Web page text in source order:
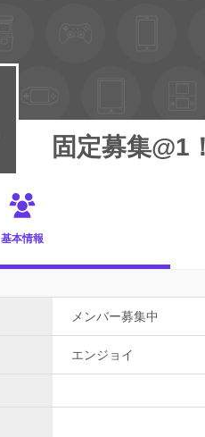
固定募集@1
基本情報
メンバー募集中
エンジョイ